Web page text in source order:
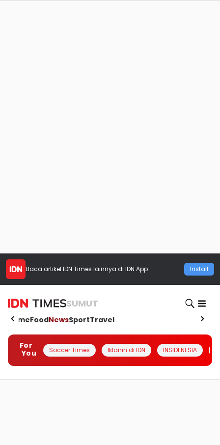
Baca artikel IDN Times lainnya di IDN App Install
SUMUT
HomeFoodNewsSportTravel
For
You
Soccer Times Iklanin di IDN INSIDENESIA